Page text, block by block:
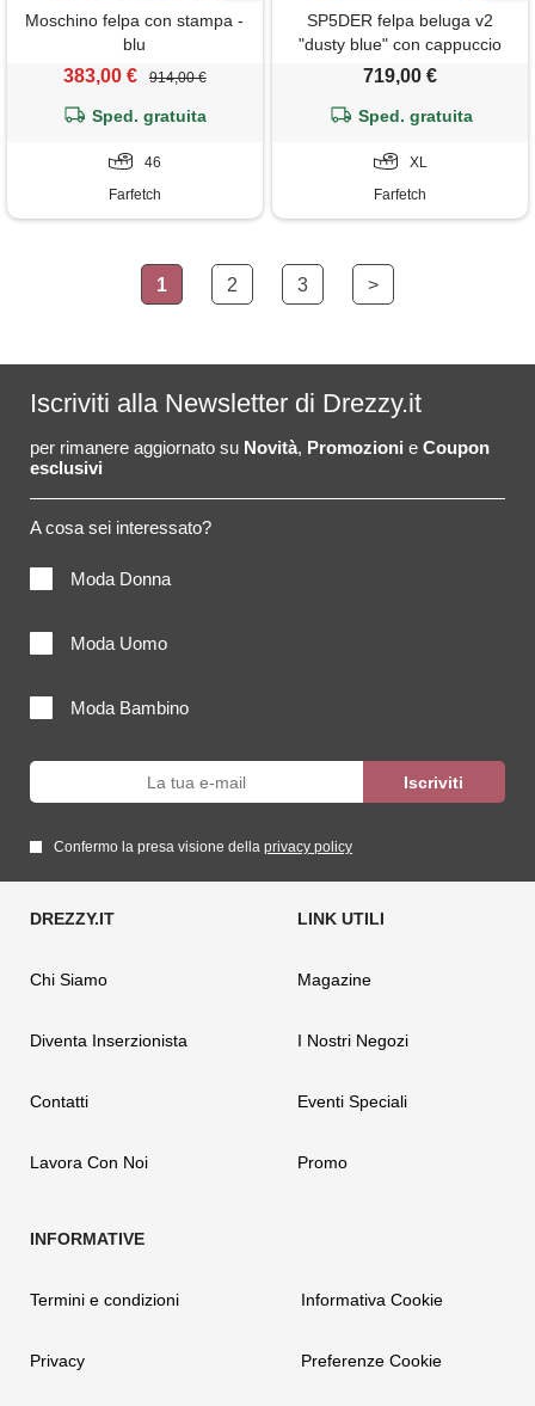
Moschino felpa con stampa -
blu
383,00 € 914,00 €
Sped. gratuita
46
Farfetch
SP5DER felpa beluga v2
"dusty blue" con cappuccio
719,00 €
Sped. gratuita
XL
Farfetch
1 2 3 >
Iscriviti alla Newsletter di Drezzy.it
per rimanere aggiornato su Novità, Promozioni e Coupon
esclusivi
A cosa sei interessato?
Moda Donna
Moda Uomo
Moda Bambino
Confermo la presa visione della privacy policy
Chi Siamo
Diventa Inserzionista
Contatti
Lavora Con Noi
Magazine
I Nostri Negozi
Eventi Speciali
Promo
Termini e condizioni
Privacy
Informativa Cookie
Preferenze Cookie